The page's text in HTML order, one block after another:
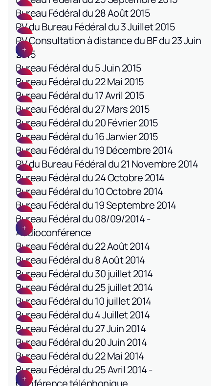
Bureau Fédéral du 28 Août 2015
PV du Bureau Fédéral du 3 Juillet 2015
PV Consultation à distance du BF du 23 Juin
2015
Bureau Fédéral du 5 Juin 2015
Bureau Fédéral du 22 Mai 2015
Bureau Fédéral du 17 Avril 2015
Bureau Fédéral du 27 Mars 2015
Bureau Fédéral du 20 Février 2015
Bureau Fédéral du 16 Janvier 2015
Bureau Fédéral du 19 Décembre 2014
PV du Bureau Fédéral du 21 Novembre 2014
Bureau Fédéral du 24 Octobre 2014
Bureau Fédéral du 10 Octobre 2014
Bureau Fédéral du 19 Septembre 2014
Bureau Fédéral du 08/09/2014 -
Audioconférence
Bureau Fédéral du 22 Août 2014
Bureau Fédéral du 8 Août 2014
Bureau Fédéral du 30 juillet 2014
Bureau Fédéral du 25 juillet 2014
Bureau Fédéral du 10 juillet 2014
Bureau Fédéral du 4 Juillet 2014
Bureau Fédéral du 27 Juin 2014
Bureau Fédéral du 20 Juin 2014
Bureau Fédéral du 22 Mai 2014
Bureau Fédéral du 25 Avril 2014 -
Conférence téléphonique